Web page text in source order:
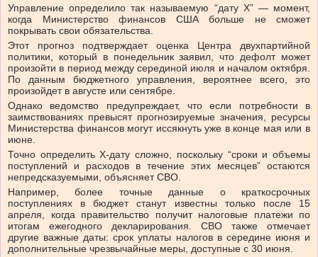
Управление определило так называемую “дату X” — момент,
когда Министерство финансов США больше не сможет
покрывать свои обязательства.
Этот прогноз подтверждает оценка Центра двухпартийной
политики, который в понедельник заявил, что дефолт может
произойти в период между серединой июля и началом октября.
По данным бюджетного управления, вероятнее всего, это
произойдет в августе или сентябре.
Однако ведомство предупреждает, что если потребности в
заимствованиях превысят прогнозируемые значения, ресурсы
Министерства финансов могут иссякнуть уже в конце мая или в
июне.
Точно определить X-дату сложно, поскольку “сроки и объемы
поступлений и расходов в течение этих месяцев” остаются
непредсказуемыми, объясняет CBO.
Например, более точные данные о краткосрочных
поступлениях в бюджет станут известны только после 15
апреля, когда правительство получит налоговые платежи по
итогам ежегодного декларирования. CBO также отмечает
другие важные даты: срок уплаты налогов в середине июня и
дополнительные чрезвычайные меры, доступные с 30 июня.